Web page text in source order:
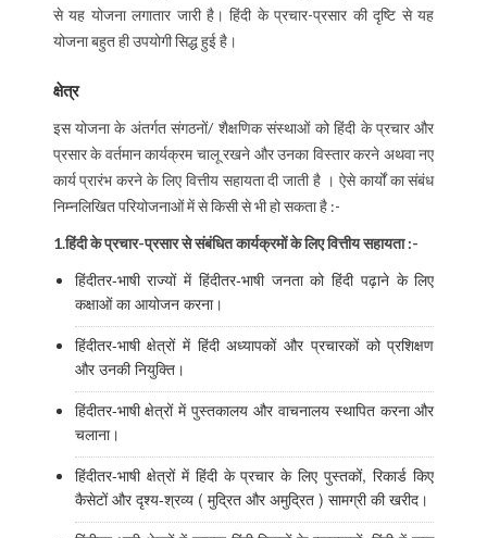
से यह योजना लगातार जारी है। हिंदी के प्रचार-प्रसार की दृष्टि से यह
योजना बहुत ही उपयोगी सिद्ध हुई है।
क्षेत्र
इस योजना के अंतर्गत संगठनों/ शैक्षणिक संस्थाओं को हिंदी के प्रचार और
प्रसार के वर्तमान कार्यक्रम चालू रखने और उनका विस्तार करने अथवा नए
कार्य प्रारंभ करने के लिए वित्तीय सहायता दी जाती है । ऐसे कार्यों का संबंध
निम्नलिखित परियोजनाओं में से किसी से भी हो सकता है :-
1.हिंदी के प्रचार-प्रसार से संबंधित कार्यक्रमों के लिए वित्तीय सहायता :-
हिंदीतर-भाषी राज्यों में हिंदीतर-भाषी जनता को हिंदी पढ़ाने के लिए
कक्षाओं का आयोजन करना।
हिंदीतर-भाषी क्षेत्रों में हिंदी अध्यापकों और प्रचारकों को प्रशिक्षण
और उनकी नियुक्ति।
हिंदीतर-भाषी क्षेत्रों में पुस्तकालय और वाचनालय स्थापित करना और
चलाना।
हिंदीतर-भाषी क्षेत्रों में हिंदी के प्रचार के लिए पुस्तकों, रिकार्ड किए
कैसेटों और दृश्य-श्रव्य ( मुद्रित और अमुद्रित ) सामग्री की खरीद।